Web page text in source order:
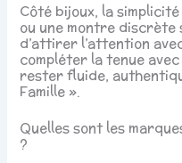
Côté bijoux, la
ou une montre discrète
d’attirer l’attention
compléter la tenue
rester fluide,
Famille ».
Quelles sont les
?